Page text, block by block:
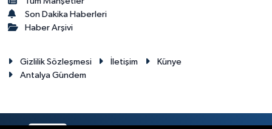
Son Dakika Haberleri
Haber Arşivi
Gizlilik Sözleşmesi İletişim
Künye
Antalya Gündem